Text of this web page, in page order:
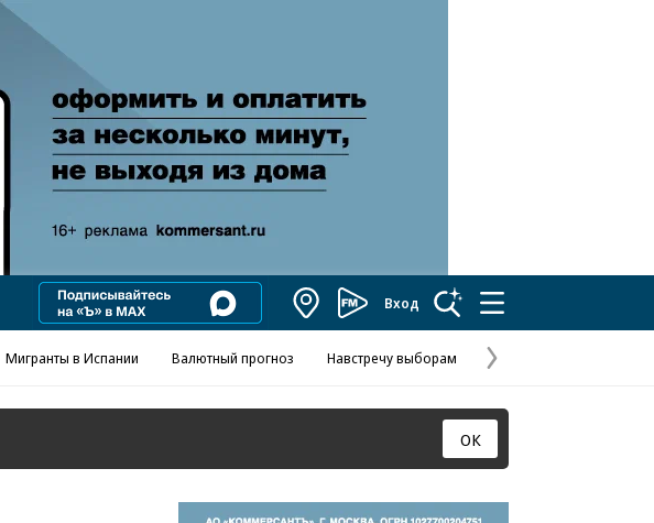
ad
КоммерсантъВход
Мигранты в Испании Валютный прогноз Навстречу выборам
Следующая
страница
ОК